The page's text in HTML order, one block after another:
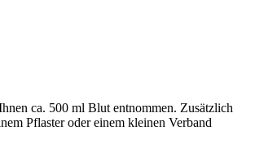
ca. 500 ml Blut entnommen. Zusätzlich
Pflaster oder einem kleinen Verband